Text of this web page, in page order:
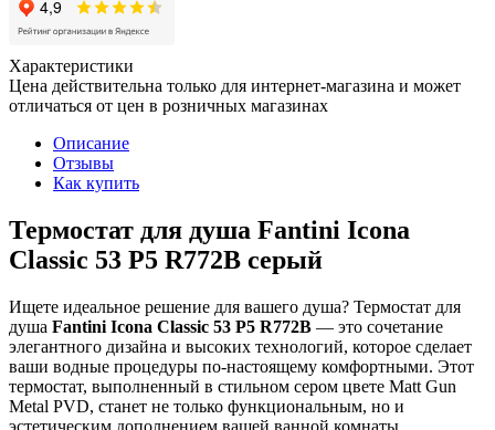
Характеристики
Цена действительна только для интернет-магазина и может
отличаться от цен в розничных магазинах
Описание
Отзывы
Как купить
Термостат для душа Fantini Icona
Classic 53 P5 R772B серый
Ищете идеальное решение для вашего душа? Термостат для
душа Fantini Icona Classic 53 P5 R772B — это сочетание
элегантного дизайна и высоких технологий, которое сделает
ваши водные процедуры по-настоящему комфортными. Этот
термостат, выполненный в стильном сером цвете Matt Gun
Metal PVD, станет не только функциональным, но и
эстетическим дополнением вашей ванной комнаты.